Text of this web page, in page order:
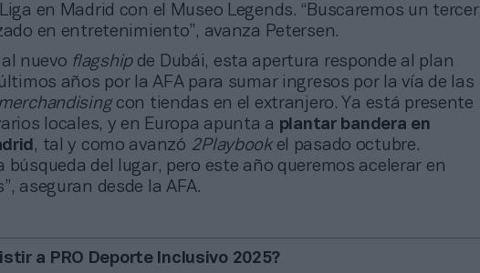
en Madrid con el Museo Legends. “Buscaremos un tercer
en entretenimiento”, avanza Petersen.
nuevo flagshipde Dubái, esta apertura responde al plan
años por la AFA para sumar ingresos por la vía de las
merchandisingcon tiendas en el extranjero. Ya está presente
locales, y en Europa apunta a plantar bandera en
, tal y como avanzó 2Playbookel pasado octubre.
búsqueda del lugar, pero este año queremos acelerar en
aseguran desde la AFA.
a PRO Deporte Inclusivo 2025?